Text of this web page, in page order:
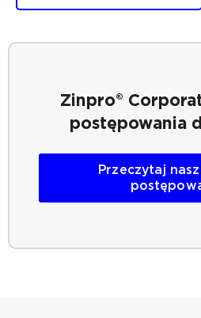
Zinpro®
postępowania
Przeczytaj